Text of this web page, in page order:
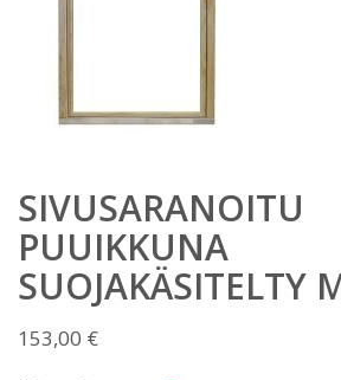
SIVUSARANOITU
PUUIKKUNA
SUOJAKÄSITELTY
153,00 €